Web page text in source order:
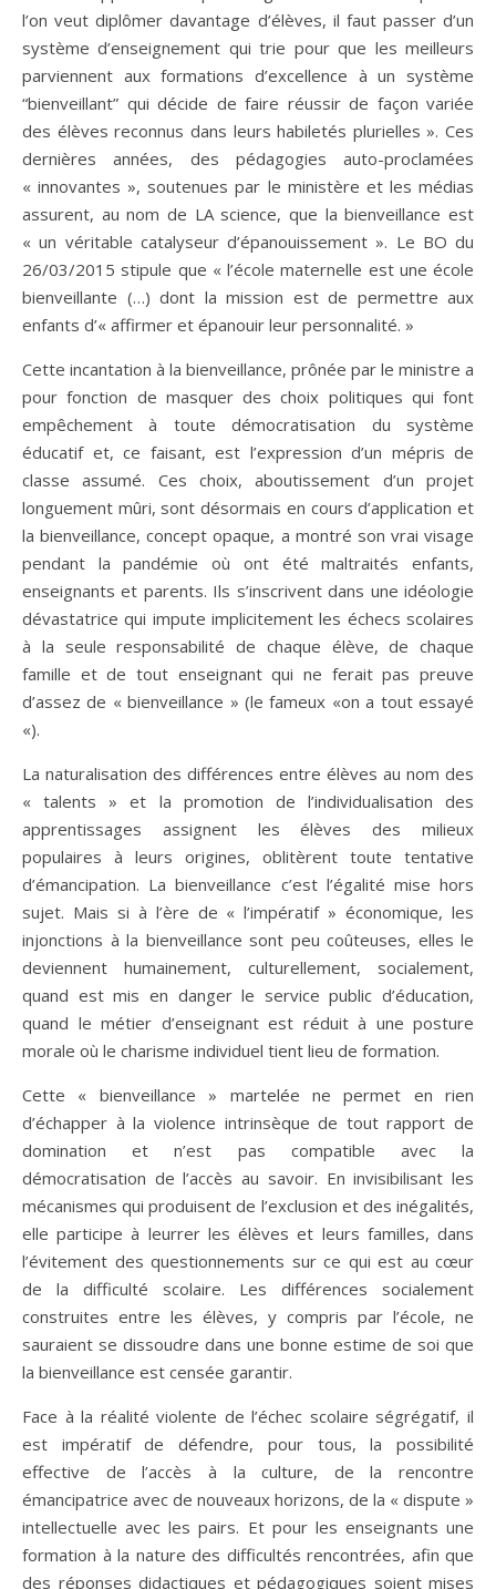
l’on veut diplômer davantage d’élèves, il faut passer d’un
système d’enseignement qui trie pour que les meilleurs
parviennent aux formations d’excellence à un système
“bienveillant” qui décide de faire réussir de façon variée
des élèves reconnus dans leurs habiletés plurielles ». Ces
dernières années, des pédagogies auto-proclamées
« innovantes », soutenues par le ministère et les médias
assurent, au nom de LA science, que la bienveillance est
« un véritable catalyseur d’épanouissement ». Le BO du
26/03/2015 stipule que « l’école maternelle est une école
bienveillante (…) dont la mission est de permettre aux
enfants d’« affirmer et épanouir leur personnalité. »
Cette incantation à la bienveillance, prônée par le ministre a
pour fonction de masquer des choix politiques qui font
empêchement à toute démocratisation du système
éducatif et, ce faisant, est l’expression d’un mépris de
classe assumé. Ces choix, aboutissement d’un projet
longuement mûri, sont désormais en cours d’application et
la bienveillance, concept opaque, a montré son vrai visage
pendant la pandémie où ont été maltraités enfants,
enseignants et parents. Ils s’inscrivent dans une idéologie
dévastatrice qui impute implicitement les échecs scolaires
à la seule responsabilité de chaque élève, de chaque
famille et de tout enseignant qui ne ferait pas preuve
d’assez de « bienveillance » (le fameux «on a tout essayé
«).
La naturalisation des différences entre élèves au nom des
« talents » et la promotion de l’individualisation des
apprentissages assignent les élèves des milieux
populaires à leurs origines, oblitèrent toute tentative
d’émancipation. La bienveillance c’est l’égalité mise hors
sujet. Mais si à l’ère de « l’impératif » économique, les
injonctions à la bienveillance sont peu coûteuses, elles le
deviennent humainement, culturellement, socialement,
quand est mis en danger le service public d’éducation,
quand le métier d’enseignant est réduit à une posture
morale où le charisme individuel tient lieu de formation.
Cette « bienveillance » martelée ne permet en rien
d’échapper à la violence intrinsèque de tout rapport de
domination et n’est pas compatible avec la
démocratisation de l’accès au savoir. En invisibilisant les
mécanismes qui produisent de l’exclusion et des inégalités,
elle participe à leurrer les élèves et leurs familles, dans
l’évitement des questionnements sur ce qui est au cœur
de la difficulté scolaire. Les différences socialement
construites entre les élèves, y compris par l’école, ne
sauraient se dissoudre dans une bonne estime de soi que
la bienveillance est censée garantir.
Face à la réalité violente de l’échec scolaire ségrégatif, il
est impératif de défendre, pour tous, la possibilité
effective de l’accès à la culture, de la rencontre
émancipatrice avec de nouveaux horizons, de la « dispute »
intellectuelle avec les pairs. Et pour les enseignants une
formation à la nature des difficultés rencontrées, afin que
des réponses didactiques et pédagogiques soient mises